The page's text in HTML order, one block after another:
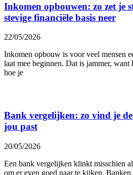
Inkomen opbouwen: zo zet je
stevige financiële basis neer
22/05/2026
Inkomen opbouw is voor veel mensen
laat mee beginnen. Dat is jammer, want
hoe je
Bank vergelijken: zo vind je
jou past
20/05/2026
Een bank vergelijken klinkt misschien
om er even goed naar te kijken.